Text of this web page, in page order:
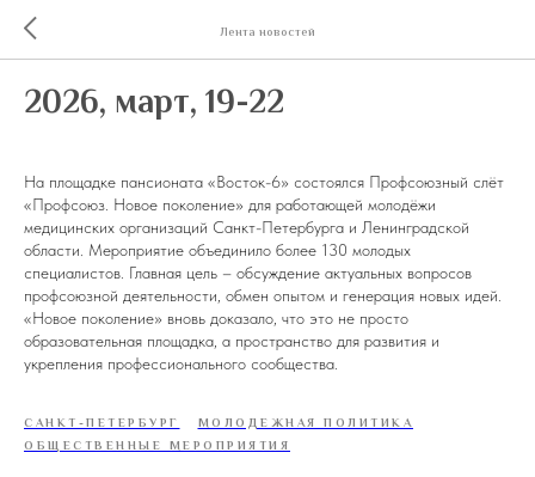
Лента новостей
2026, март, 19-22
На площадке пансионата «Восток-6» состоялся Профсоюзный слёт
«Профсоюз. Новое поколение» для работающей молодёжи
медицинских организаций Санкт-Петербурга и Ленинградской
области. Мероприятие объединило более 130 молодых
специалистов. Главная цель – обсуждение актуальных вопросов
профсоюзной деятельности, обмен опытом и генерация новых идей.
«Новое поколение» вновь доказало, что это не просто
образовательная площадка, а пространство для развития и
укрепления профессионального сообщества.
САНКТ-ПЕТЕРБУРГ
МОЛОДЕЖНАЯ ПОЛИТИКА
ОБЩЕСТВЕННЫЕ МЕРОПРИЯТИЯ